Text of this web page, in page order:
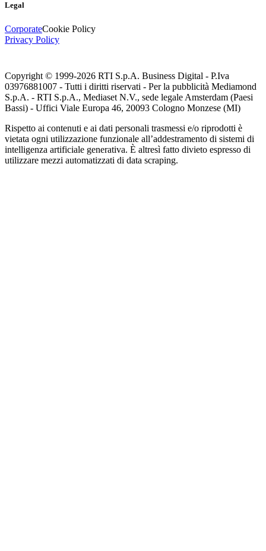
Legal
CorporateCookie Policy
Privacy Policy
Copyright © 1999-2026 RTI S.p.A. Business Digital - P.Iva
03976881007 - Tutti i diritti riservati - Per la pubblicità Mediamond
S.p.A. - RTI S.p.A., Mediaset N.V., sede legale Amsterdam (Paesi
Bassi) - Uffici Viale Europa 46, 20093 Cologno Monzese (MI)
Rispetto ai contenuti e ai dati personali trasmessi e/o riprodotti è
vietata ogni utilizzazione funzionale all’addestramento di sistemi di
intelligenza artificiale generativa. È altresì fatto divieto espresso di
utilizzare mezzi automatizzati di data scraping.